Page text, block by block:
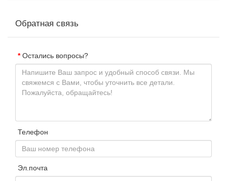
Обратная связь
Остались вопросы?
Телефон
Эл.почта